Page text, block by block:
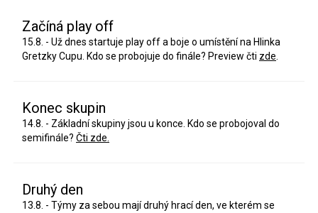
Začíná play off
15.8. - Už dnes startuje play off a boje o umístění na Hlinka
Gretzky Cupu. Kdo se probojuje do finále? Preview čti zde
Konec skupin
14.8. - Základní skupiny jsou u konce. Kdo se probojoval do
semifinále? Čti zde.
Druhý den
13.8. - Týmy za sebou mají druhý hrací den, ve kterém se